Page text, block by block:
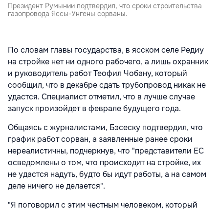
Президент Румынии подтвердил, что сроки строительства
газопровода Яссы-Унгены сорваны.
По словам главы государства, в ясском селе Редиу
на стройке нет ни одного рабочего, а лишь охранник
и руководитель работ Теофил Чобану, который
сообщил, что в декабре сдать трубопровод никак не
удастся. Специалист отметил, что в лучше случае
запуск произойдет в феврале будущего года.
Общаясь с журналистами, Бэсеску подтвердил, что
график работ сорван, а заявленные ранее сроки
нереалистичны, подчеркнув, что "представители ЕС
осведомлены о том, что происходит на стройке, их
не удастся надуть, будто бы идут работы, а на самом
деле ничего не делается".
"Я поговорил с этим честным человеком, который